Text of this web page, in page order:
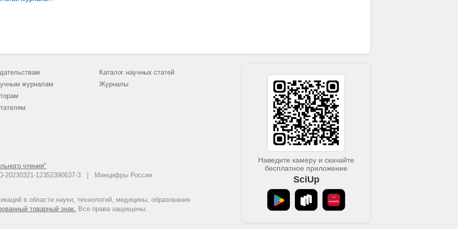
юридические процедуры. Проектными организациями категория добросовестности применяется при проверке
мероприятий по проверке контрагента позволила систематизировать порядок проверки добросовестности
контрагентов (поставщиков, субподрядчиков) проектных организаций. Предложенный порядок и
разработанные мероприятия позволят обеспечить снижение предпринимательских рисков проектной
чтения"
20230321-12352390637-3 | Минцифры России
в области науки, технологий, медицины, образования
товарный знак. Все права защищены.
журналам
Каталог научных статей
Журналы
Наведите камеру и скачайте
бесплатное приложение
SciUp